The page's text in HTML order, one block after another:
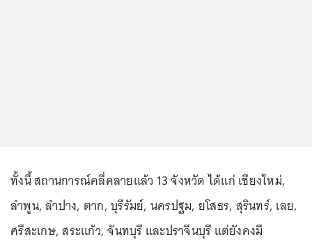
ทั้งนี้ สถานการณ์คลี่คลายแล้ว 13 จังหวัด ได้แก่ เชียงใหม่,
ลำพูน, ลำปาง, ตาก, บุรีรัมย์, นครปฐม, ยโสธร, สุรินทร์, เลย,
ศรีสะเกษ, สระแก้ว, จันทบุรี และปราจีนบุรี แต่ยังคงมี